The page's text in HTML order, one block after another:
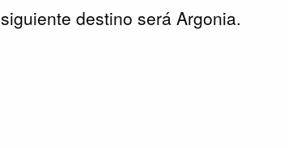
siguiente destino será Argonia.